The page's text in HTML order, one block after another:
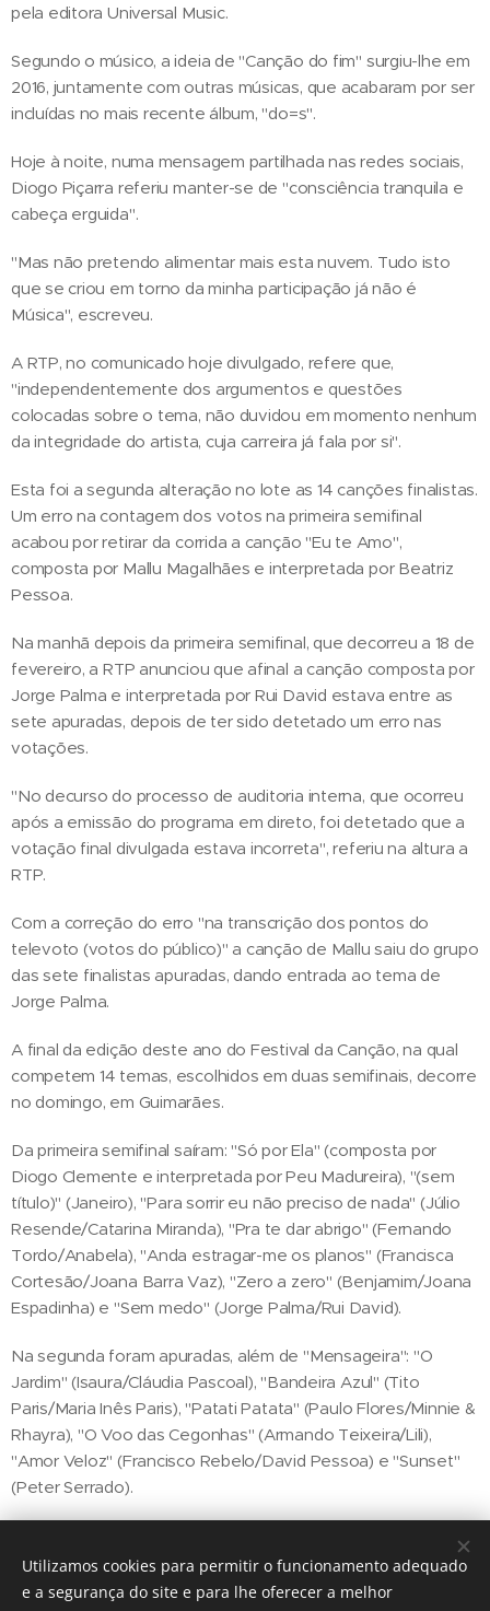
pela editora Universal Music.
Segundo o músico, a ideia de "Canção do fim" surgiu-lhe em
2016, juntamente com outras músicas, que acabaram por ser
incluídas no mais recente álbum, "do=s".
Hoje à noite, numa mensagem partilhada nas redes sociais,
Diogo Piçarra referiu manter-se de "consciência tranquila e
cabeça erguida".
"Mas não pretendo alimentar mais esta nuvem. Tudo isto
que se criou em torno da minha participação já não é
Música", escreveu.
A RTP, no comunicado hoje divulgado, refere que,
"independentemente dos argumentos e questões
colocadas sobre o tema, não duvidou em momento nenhum
da integridade do artista, cuja carreira já fala por si".
Esta foi a segunda alteração no lote as 14 canções finalistas.
Um erro na contagem dos votos na primeira semifinal
acabou por retirar da corrida a canção "Eu te Amo",
composta por Mallu Magalhães e interpretada por Beatriz
Pessoa.
Na manhã depois da primeira semifinal, que decorreu a 18 de
fevereiro, a RTP anunciou que afinal a canção composta por
Jorge Palma e interpretada por Rui David estava entre as
sete apuradas, depois de ter sido detetado um erro nas
votações.
"No decurso do processo de auditoria interna, que ocorreu
após a emissão do programa em direto, foi detetado que a
votação final divulgada estava incorreta", referiu na altura a
RTP.
Com a correção do erro "na transcrição dos pontos do
televoto (votos do público)" a canção de Mallu saiu do grupo
das sete finalistas apuradas, dando entrada ao tema de
Jorge Palma.
A final da edição deste ano do Festival da Canção, na qual
competem 14 temas, escolhidos em duas semifinais, decorre
no domingo, em Guimarães.
Da primeira semifinal saíram: "Só por Ela" (composta por
Diogo Clemente e interpretada por Peu Madureira), "(sem
título)" (Janeiro), "Para sorrir eu não preciso de nada" (Júlio
Resende/Catarina Miranda), "Pra te dar abrigo" (Fernando
Tordo/Anabela), "Anda estragar-me os planos" (Francisca
Cortesão/Joana Barra Vaz), "Zero a zero" (Benjamim/Joana
Espadinha) e "Sem medo" (Jorge Palma/Rui David).
Na segunda foram apuradas, além de "Mensageira": "O
Jardim" (Isaura/Cláudia Pascoal), "Bandeira Azul" (Tito
Paris/Maria Inês Paris), "Patati Patata" (Paulo Flores/Minnie &
Rhayra), "O Voo das Cegonhas" (Armando Teixeira/Lili),
"Amor Veloz" (Francisco Rebelo/David Pessoa) e "Sunset"
(Peter Serrado).
Share
Utilizamos cookies para permitir o funcionamento adequado
e a segurança do site e para lhe oferecer a melhor